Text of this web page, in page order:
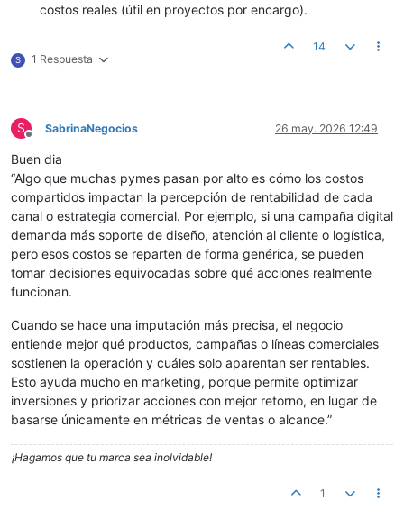
costos reales (útil en proyectos por encargo).
S 1 Respuesta
14
S
Desconectado
SabrinaNegocios 26 may. 2026 12:49
Buen dia
“Algo que muchas pymes pasan por alto es cómo los costos
compartidos impactan la percepción de rentabilidad de cada
canal o estrategia comercial. Por ejemplo, si una campaña digital
demanda más soporte de diseño, atención al cliente o logística,
pero esos costos se reparten de forma genérica, se pueden
tomar decisiones equivocadas sobre qué acciones realmente
funcionan.
Cuando se hace una imputación más precisa, el negocio
entiende mejor qué productos, campañas o líneas comerciales
sostienen la operación y cuáles solo aparentan ser rentables.
Esto ayuda mucho en marketing, porque permite optimizar
inversiones y priorizar acciones con mejor retorno, en lugar de
basarse únicamente en métricas de ventas o alcance.”
¡Hagamos que tu marca sea inolvidable!
1